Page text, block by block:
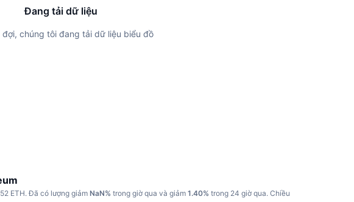
Đang tải dữ liệu
đợi, chúng tôi đang tải dữ liệu biểu đồ
ETH. Đã có lượng giảm NaN% trong giờ qua và giảm 1.40% trong 24 giờ qua. Chiều